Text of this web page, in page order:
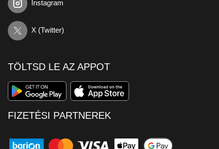
Instagram
X (Twitter)
TÖLTSD LE AZ APPOT
FIZETÉSI PARTNEREK